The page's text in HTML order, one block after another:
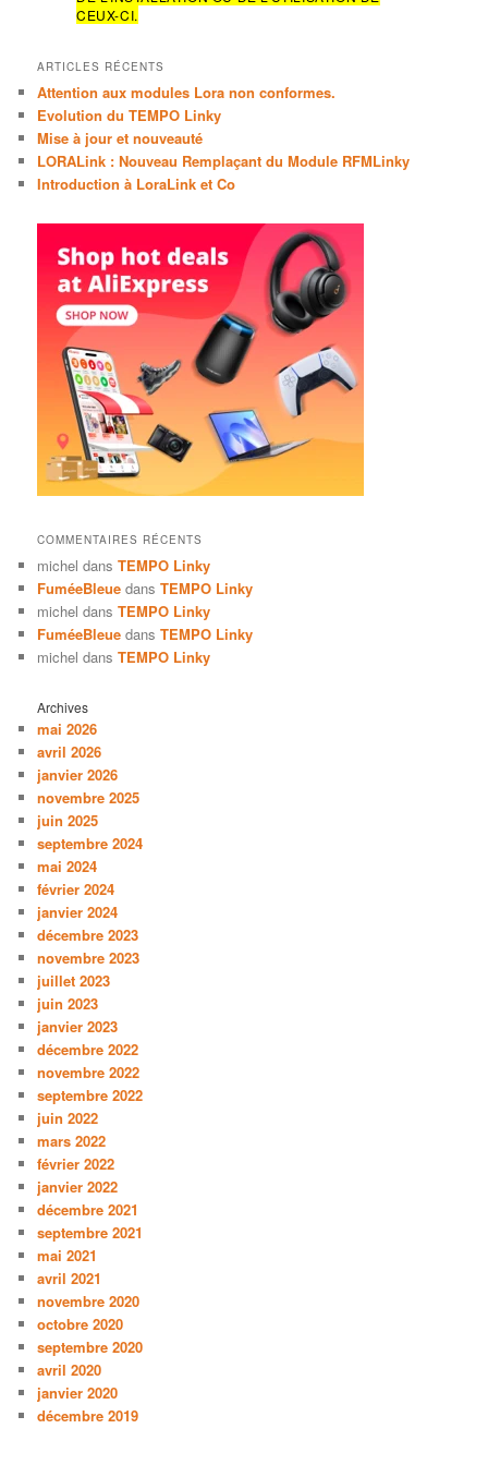
CEUX-CI.
ARTICLES RÉCENTS
Attention aux modules Lora non conformes.
Evolution du TEMPO Linky
Mise à jour et nouveauté
LORALink : Nouveau Remplaçant du Module RFMLinky
Introduction à LoraLink et Co
COMMENTAIRES RÉCENTS
michel dansTEMPO Linky
FuméeBleue dansTEMPO Linky
michel dansTEMPO Linky
FuméeBleue dansTEMPO Linky
michel dansTEMPO Linky
Archives
mai 2026
avril 2026
janvier 2026
novembre 2025
juin 2025
septembre 2024
mai 2024
février 2024
janvier 2024
décembre 2023
novembre 2023
juillet 2023
juin 2023
janvier 2023
décembre 2022
novembre 2022
septembre 2022
juin 2022
mars 2022
février 2022
janvier 2022
décembre 2021
septembre 2021
mai 2021
avril 2021
novembre 2020
octobre 2020
septembre 2020
avril 2020
janvier 2020
décembre 2019